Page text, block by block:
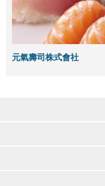
元氣壽司株式會社